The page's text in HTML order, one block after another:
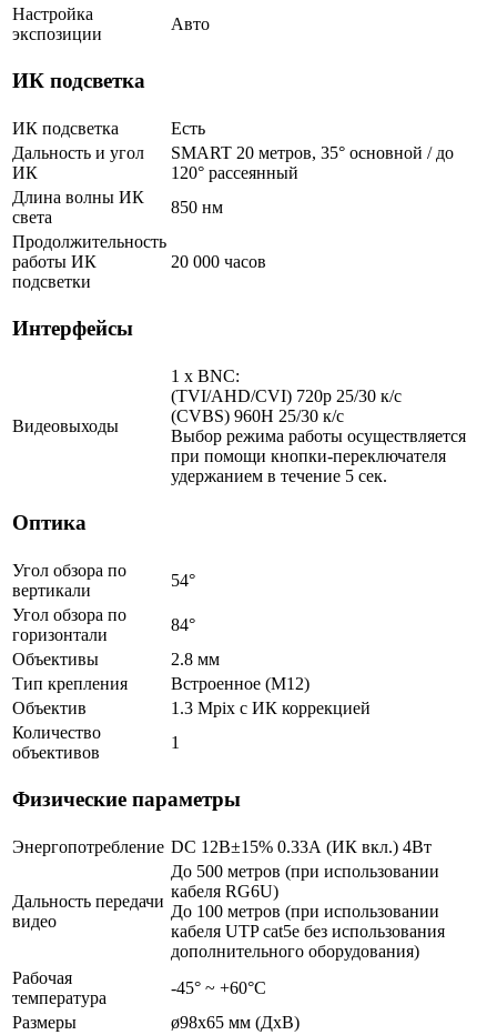
Настройка
экспозиции
Авто
ИК подсветка
ИК подсветка
Есть
Дальность и угол
ИК
SMART 20 метров, 35° основной / до
120° рассеянный
Длина волны ИК
света
850 нм
Продолжительность
работы ИК
подсветки
20 000 часов
Интерфейсы
Видеовыходы
1 x BNC:
(TVI/AHD/CVI) 720p 25/30 к/с
(CVBS) 960H 25/30 к/с
Выбор режима работы осуществляется
при помощи кнопки-переключателя
удержанием в течение 5 сек.
Оптика
Угол обзора по
вертикали
54°
Угол обзора по
горизонтали
84°
Объективы
2.8 мм
Тип крепления
Встроенное (М12)
Объектив
1.3 Mpix c ИК коррекцией
Количество
объективов
1
Физические параметры
Энергопотребление DC 12В±15% 0.33А (ИК вкл.) 4Вт
Дальность передачи
видео
До 500 метров (при использовании
кабеля RG6U)
До 100 метров (при использовании
кабеля UTP cat5e без использования
дополнительного оборудования)
Рабочая
температура
-45° ~ +60°С
Размеры
ø98х65 мм (ДхВ)